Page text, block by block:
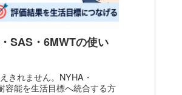
SAS・6MWTの使い
きれません。NYHA・
容能を生活目標へ統合する方